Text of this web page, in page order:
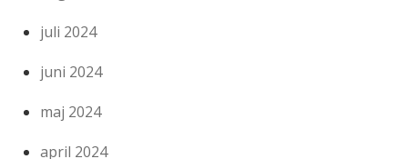
juli 2024
juni 2024
maj 2024
april 2024